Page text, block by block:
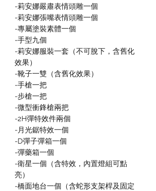
-莉安娜嚴肅表情頭雕一個
-莉安娜張嘴表情頭雕一個
-專屬塗裝素體一個
-手型九個
-莉安娜服裝一套（不可脫下，含舊化
效果）
-靴子一雙（含舊化效果）
-手槍一把
-步槍一把
-微型衝鋒槍兩把
-2H彈特效件兩個
-月光鋸特效一個
-D彈子彈箱一個
-彈藥箱一個
-衛星一個（含特效，內置燈組可點
亮）
-橋面地台一個（含蛇形支架桿及固定